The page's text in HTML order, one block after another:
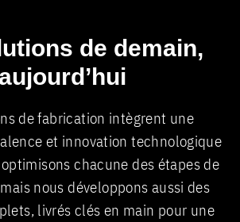
de demain,
de fabrication intègrent une
et innovation technologique
chacune des étapes de
nous développons aussi des
livrés clés en main pour une